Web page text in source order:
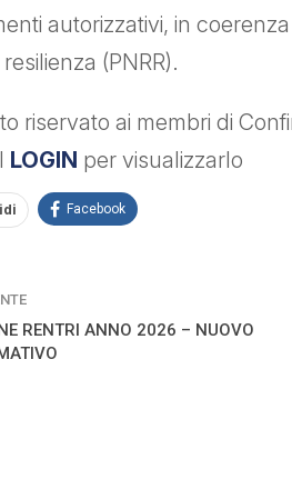
autorizzativi, in
(PNRR).
riservato ai membri di
LOGIN per visualizzarlo
Facebook
RENTRI ANNO 2026 – NUOVO